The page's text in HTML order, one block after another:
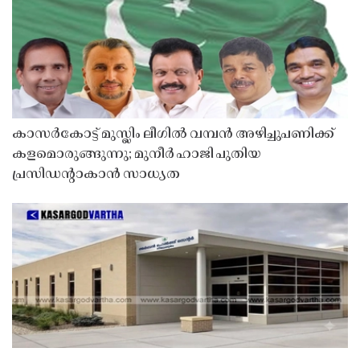
കാസർകോട്ട് മുസ്ലിം ലീഗിൽ വമ്പൻ അഴിച്ചുപണിക്ക്
കളമൊരുങ്ങുന്നു; മുനീർ ഹാജി പുതിയ
പ്രസിഡൻ്റാകാൻ സാധ്യത